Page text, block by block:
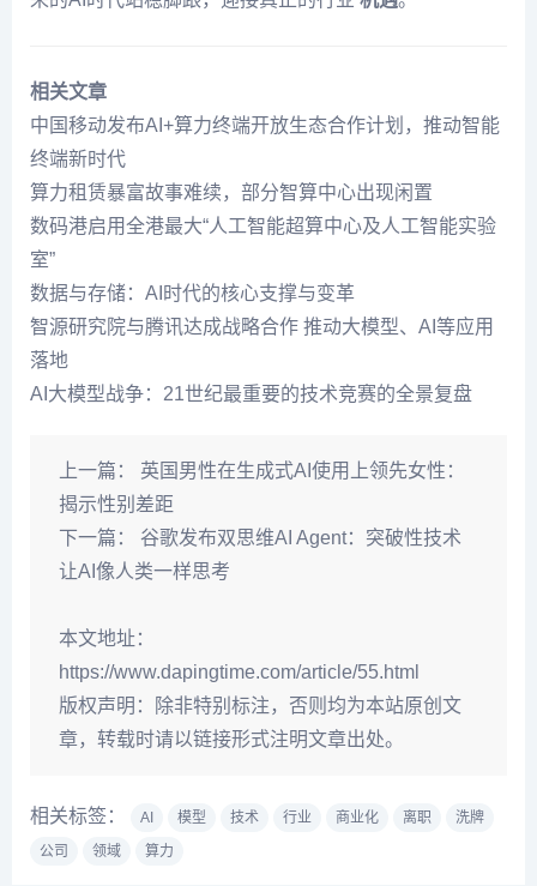
相关文章
中国移动发布AI+算力终端开放生态合作计划，推动智能
终端新时代
算力租赁暴富故事难续，部分智算中心出现闲置
数码港启用全港最大“人工智能超算中心及人工智能实验
室”
数据与存储：AI时代的核心支撑与变革
智源研究院与腾讯达成战略合作 推动大模型、AI等应用
落地
AI大模型战争：21世纪最重要的技术竞赛的全景复盘
上一篇： 英国男性在生成式AI使用上领先女性：
揭示性别差距
下一篇： 谷歌发布双思维AI Agent：突破性技术
让AI像人类一样思考
本文地址：
https://www.dapingtime.com/article/55.html
版权声明：
除非特别标注，否则均为本站原创文
章，转载时请以链接形式注明文章出处。
相关标签： AI 模型 技术 行业 商业化 离职
洗牌
公司
领域 算力